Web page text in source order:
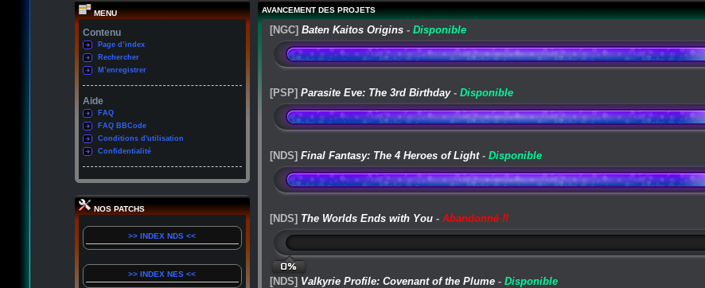
MENU
Contenu
Page d’index
Rechercher
M’enregistrer
Aide
FAQ
FAQ BBCode
Conditions d'utilisation
Confidentialité
NOS PATCHS
>> INDEX NDS <<
>> INDEX NES <<
AVANCEMENT DES PROJETS
[NGC] Baten Kaitos Origins- Disponible
[PSP] Parasite Eve: The 3rd Birthday- Disponible
[NDS] Final Fantasy: The 4 Heroes of Light- Disponible
[NDS] The Worlds Ends with You- Abandonné !!
0%
[NDS] Valkyrie Profile: Covenant of the Plume- Disponible